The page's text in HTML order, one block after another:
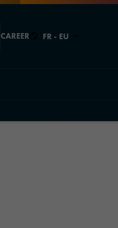
CAREER FR - EU